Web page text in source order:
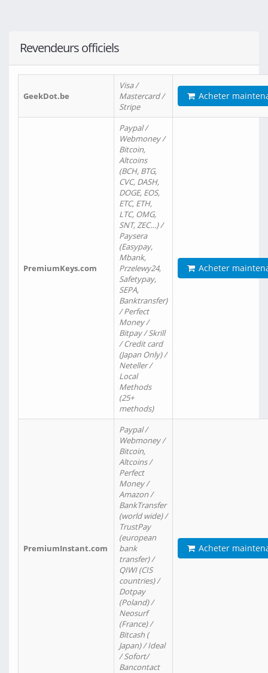
Revendeurs officiels
GeekDot.be
Visa /
Mastercard /
Stripe
Acheter
PremiumKeys.com
Paypal /
Webmoney /
Bitcoin,
Altcoins
(BCH, BTG,
CVC, DASH,
DOGE, EOS,
ETC, ETH,
LTC, OMG,
SNT, ZEC…) /
Paysera
(Easypay,
Mbank,
Przelewy24,
Safetypay,
SEPA,
Banktransfer)
/ Perfect
Money /
Bitpay / Skrill
/ Credit card
(Japan Only) /
Neteller /
Local
Methods
(25+
methods)
Acheter
PremiumInstant.com
Paypal /
Webmoney /
Bitcoin,
Altcoins /
Perfect
Money /
Amazon /
BankTransfer
(world wide) /
TrustPay
(european
bank
transfer) /
QIWI (CIS
countries) /
Dotpay
(Poland) /
Neosurf
(France) /
Bitcash (
Japan) / Ideal
/ Sofort/
Bancontact
Acheter